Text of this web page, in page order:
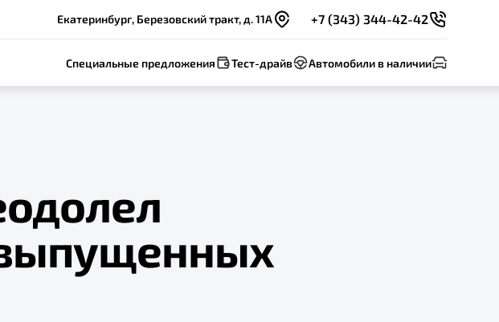
Екатеринбург, Березовский тракт, д. 11А +7 (343) 344-42-42
Специальные предложения Тест-драйв Автомобили в наличии